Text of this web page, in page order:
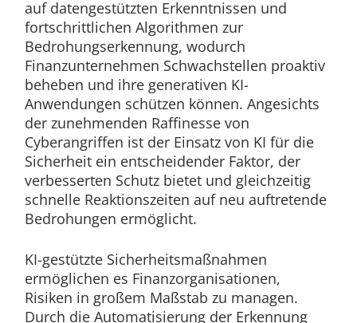
auf datengestützten Erkenntnissen und
fortschrittlichen Algorithmen zur
Bedrohungserkennung, wodurch
Finanzunternehmen Schwachstellen proaktiv
beheben und ihre generativen KI-
Anwendungen schützen können. Angesichts
der zunehmenden Raffinesse von
Cyberangriffen ist der Einsatz von KI für die
Sicherheit ein entscheidender Faktor, der
verbesserten Schutz bietet und gleichzeitig
schnelle Reaktionszeiten auf neu auftretende
Bedrohungen ermöglicht.
KI-gestützte Sicherheitsmaßnahmen
ermöglichen es Finanzorganisationen,
Risiken in großem Maßstab zu managen.
Durch die Automatisierung der Erkennung